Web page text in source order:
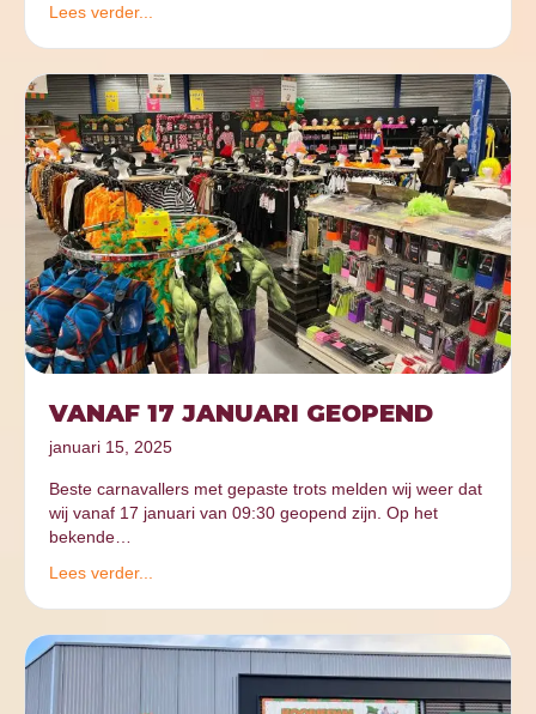
Lees verder...
VANAF 17 JANUARI GEOPEND
januari 15, 2025
Beste carnavallers met gepaste trots melden wij weer dat
wij vanaf 17 januari van 09:30 geopend zijn. Op het
bekende…
Lees verder...